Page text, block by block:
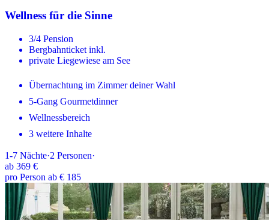
Wellness für die Sinne
3/4 Pension
Bergbahnticket inkl.
private Liegewiese am See
Übernachtung im Zimmer deiner Wahl
5-Gang Gourmetdinner
Wellnessbereich
3 weitere Inhalte
1-7 Nächte·2 Personen·
ab 369 €
pro Person ab € 185